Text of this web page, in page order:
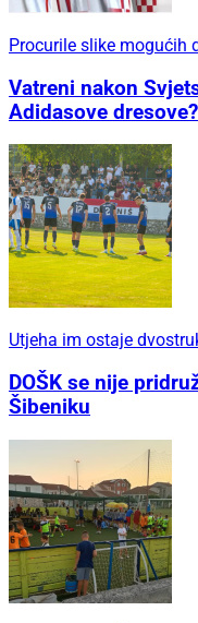
Procurile slike mogućih
Vatreni nakon
Adidasove dresove?
Utjeha im ostaje
DOŠK se nije
Šibeniku